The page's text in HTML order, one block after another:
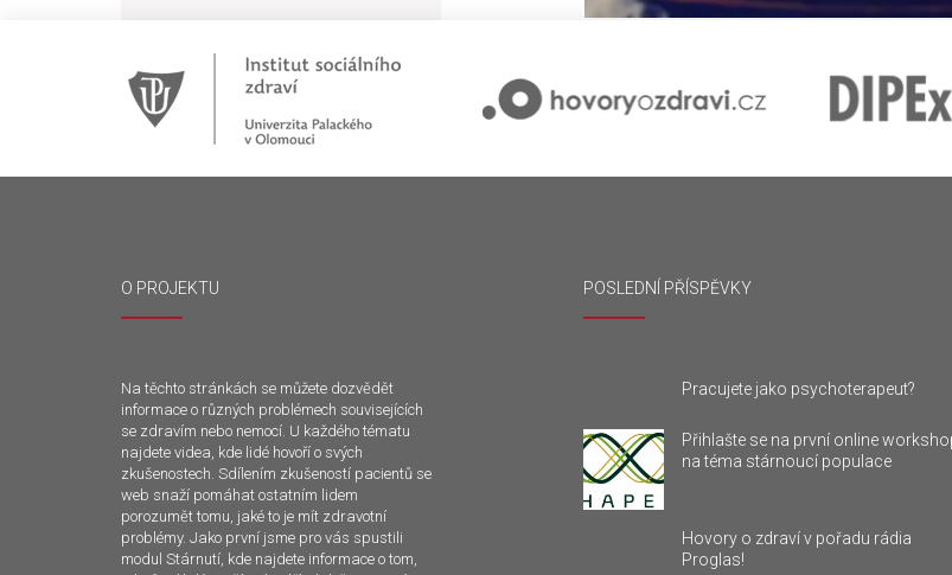
O PROJEKTU
Na těchto stránkách se můžete dozvědět
informace o různých problémech souvisejících
se zdravím nebo nemocí. U každého tématu
najdete videa, kde lidé hovoří o svých
zkušenostech. Sdílením zkušeností pacientů se
web snaží pomáhat ostatním lidem
porozumět tomu, jaké to je mít zdravotní
problémy. Jako první jsme pro vás spustili
modul Stárnutí, kde najdete informace o tom,
POSLEDNÍ PŘÍSPĚVKY
Pracujete jako psychoterapeut?
Přihlašte se na první online
na téma stárnoucí populace
Hovory o zdraví v pořadu rádia
Proglas!